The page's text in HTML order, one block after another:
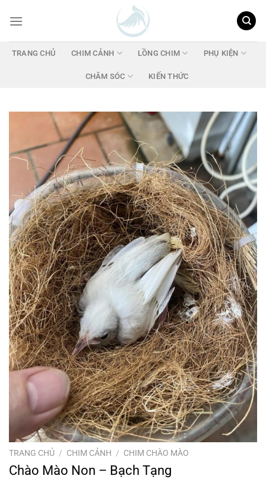
đến
dungTRANG CHỦ CHIM CẢNH LỒNG CHIM PHỤ KIỆN
CHĂM SÓC KIẾN THỨC
TRANG CHỦ / CHIM CẢNH / CHIM CHÀO MÀO
Chào Mào Non – Bạch Tạng